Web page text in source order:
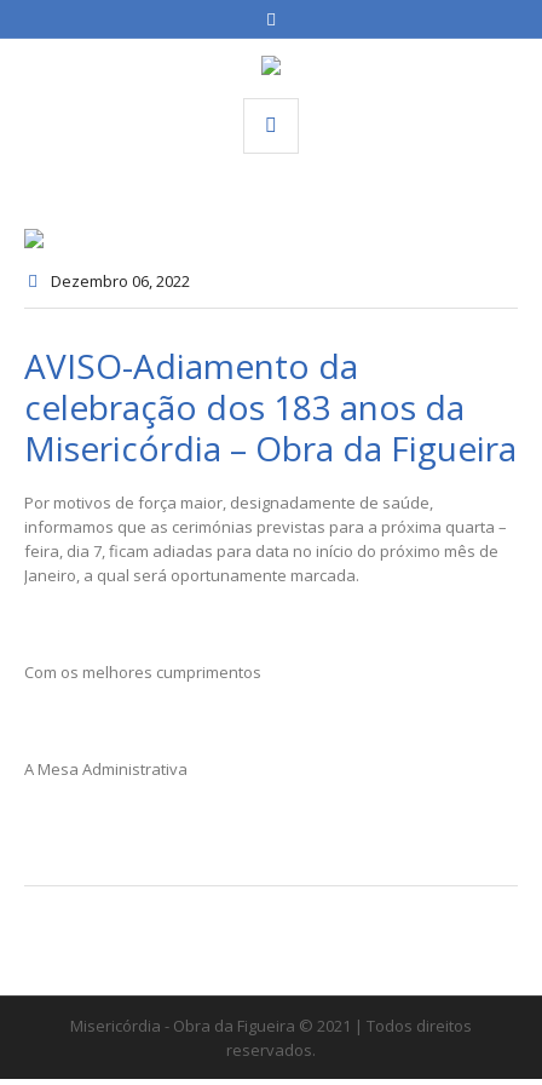
Dezembro 06, 2022
AVISO-Adiamento da
celebração dos 183 anos da
Misericórdia – Obra da Figueira
Por motivos de força maior, designadamente de saúde,
informamos que as cerimónias previstas para a próxima quarta –
feira, dia 7, ficam adiadas para data no início do próximo mês de
Janeiro, a qual será oportunamente marcada.
Com os melhores cumprimentos
A Mesa Administrativa
Misericórdia - Obra da Figueira © 2021 | Todos direitos
reservados.